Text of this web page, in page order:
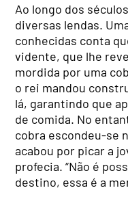
Ao longo dos
diversas lendas.
conhecidas conta
vidente, que lhe
mordida por uma
o rei mandou
lá, garantindo que
de comida. No
cobra escondeu-se
acabou por picar a
profecia. “Não é
destino, essa é a